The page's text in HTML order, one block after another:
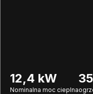
12,4 kW
Nominalna moc cieplna